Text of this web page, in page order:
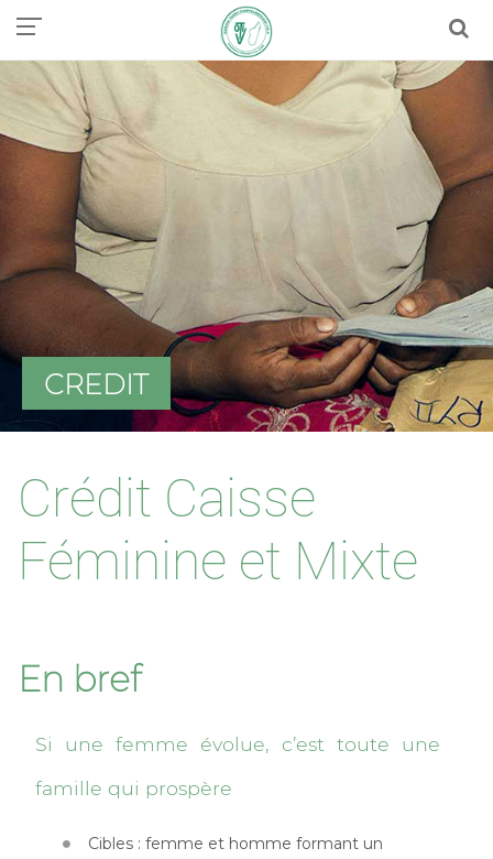
CREDIT
Crédit Caisse
Féminine et Mixte
En bref
Si une femme évolue, c’est toute une
famille qui prospère
Cibles : femme et homme formant un